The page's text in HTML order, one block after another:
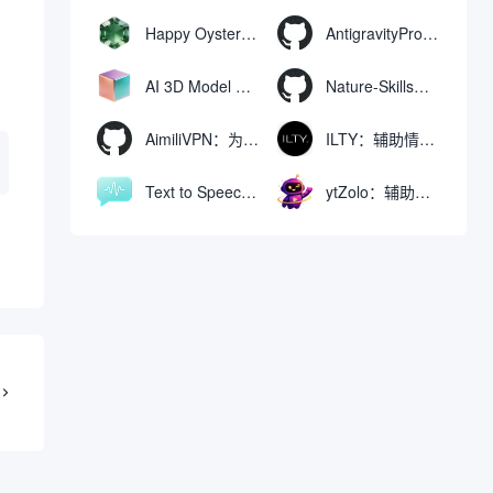
Happy Oyster AI：生成可交互式3D虚拟世界与视频的大模型 AntigravityProxyLauncher：免TUN全局代理使用Antigravity IDE
AI 3D Model Generator：通过文本和图像快速生成3D模型的在线工具 Nature-Skills：辅助撰写学术论文和绘制科研图表的智能体插件
AimiliVPN：为Linux提供纯净出站家庭IP的VPN代理网关 ILTY：辅助情绪疏导与提供行动建议的AI陪伴工具
Text to Speech AI：支持多说话人与情感控制的文字转语音工具 ytZolo：辅助创建和优化YouTube视频内容的生成工具